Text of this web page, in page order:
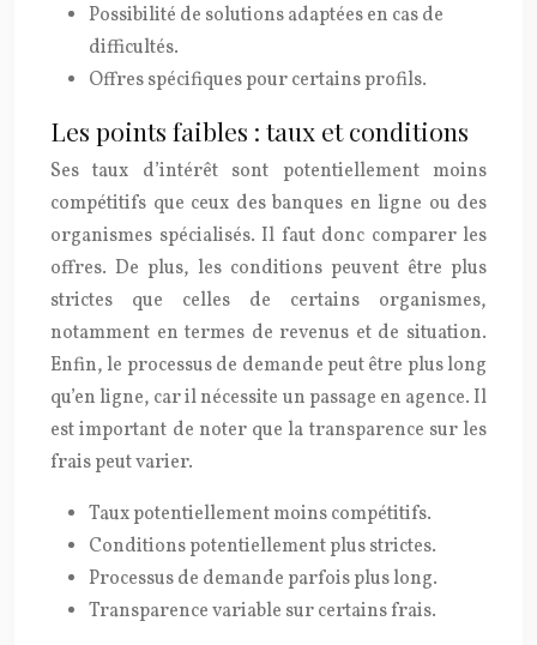
Possibilité de solutions adaptées en cas de
difficultés.
Offres spécifiques pour certains profils.
Les points faibles : taux et conditions
Ses taux d’intérêt sont potentiellement moins
compétitifs que ceux des banques en ligne ou des
organismes spécialisés. Il faut donc comparer les
offres. De plus, les conditions peuvent être plus
strictes que celles de certains organismes,
notamment en termes de revenus et de situation.
Enfin, le processus de demande peut être plus long
qu’en ligne, car il nécessite un passage en agence. Il
est important de noter que la transparence sur les
frais peut varier.
Taux potentiellement moins compétitifs.
Conditions potentiellement plus strictes.
Processus de demande parfois plus long.
Transparence variable sur certains frais.